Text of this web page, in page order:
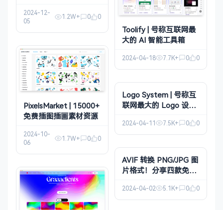
2024-12-
05
1.2W+ 0 0
PixelsMarket | 15000+
免费插图插画素材资源
2024-10-
06
1.7W+ 0 0
Toolify | 号称互联网最
大的 AI 智能工具箱
2024-04-18 7.7K+ 0 0
Logo System | 号称互
联网最大的 Logo 设计
2024-04-11 7.5K+ 0 0
AVIF 转换 PNG/JPG 图
片格式！分享四款免费
2024-04-02 5.1K+ 0 0